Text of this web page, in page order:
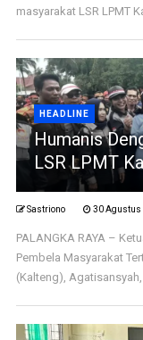
masyarakat LSR LPMT
HEADLINE
Humanis
LSR LPMT
Sastriono 30 Agustus
PALANGKA RAYA –
Pembela Masyarakat
(Kalteng),